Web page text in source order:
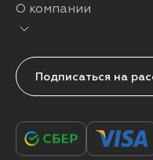
О компании